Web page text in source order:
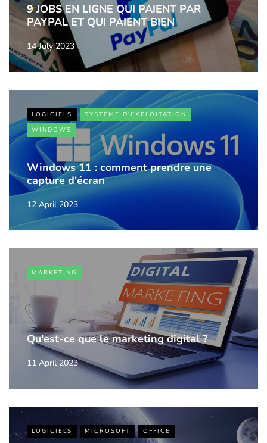
9 JOBS EN LIGNE QUI PAIENT PAR
PAYPAL ET QUI PAIENT BIEN
14 July 2023
LOGICIELS
SYSTÈME D'EXPLOITATION
WINDOWS
Windows 11 : comment prendre une
capture d'écran
12 April 2023
MARKETING
Qu'est-ce que le marketing digital ?
11 April 2023
LOGICIELS MICROSOFT OFFICE